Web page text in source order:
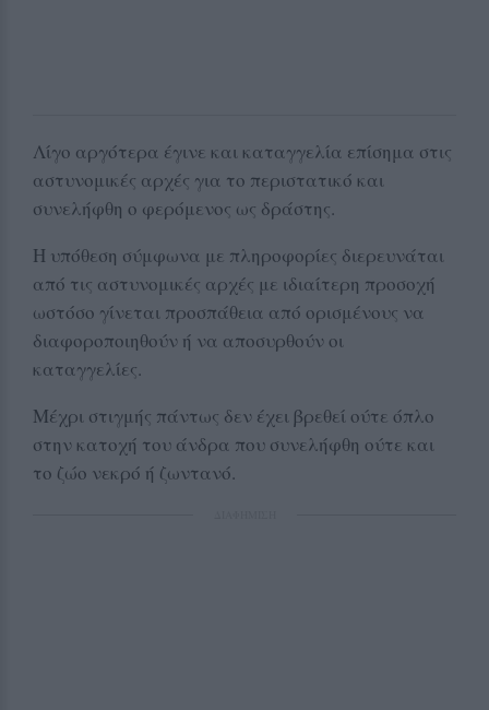
Λίγο αργότερα έγινε και καταγγελία επίσημα στις
αστυνομικές αρχές για το περιστατικό και
συνελήφθη ο φερόμενος ως δράστης.
Η υπόθεση σύμφωνα με πληροφορίες διερευνάται
από τις αστυνομικές αρχές με ιδιαίτερη προσοχή
ωστόσο γίνεται προσπάθεια από ορισμένους να
διαφοροποιηθούν ή να αποσυρθούν οι
καταγγελίες.
Μέχρι στιγμής πάντως δεν έχει βρεθεί ούτε όπλο
στην κατοχή του άνδρα που συνελήφθη ούτε και
το ζώο νεκρό ή ζωντανό.